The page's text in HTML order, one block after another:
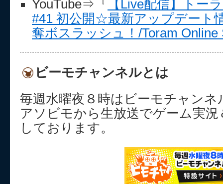
YouTube⇒『
【Live配信】トー
#41 初公開☆最新アップデート
奪ボスラッシュ！/Toram
ビーモチャンネルとは
毎週水曜夜８時はビーモチャンネ
アソビモから生放送でゲーム実
しております。